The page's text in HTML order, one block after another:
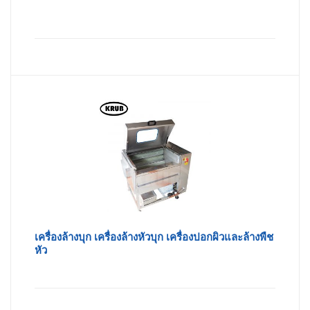
เครื่องล้างบุก เครื่องล้างหัวบุก เครื่องปอกผิวและล้างพืช
หัว